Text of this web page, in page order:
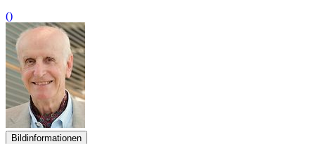
()
Bildinformationen